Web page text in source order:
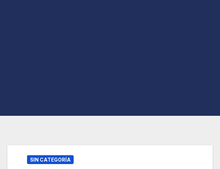
SIN CATEGORÍA